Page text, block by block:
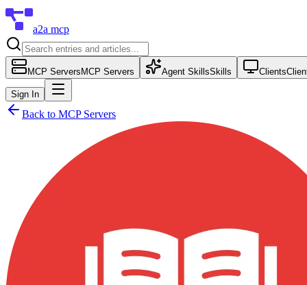
a2a mcp
MCP Servers MCP Servers Agent SkillsSkills Clients
Sign In
Back to MCP Servers